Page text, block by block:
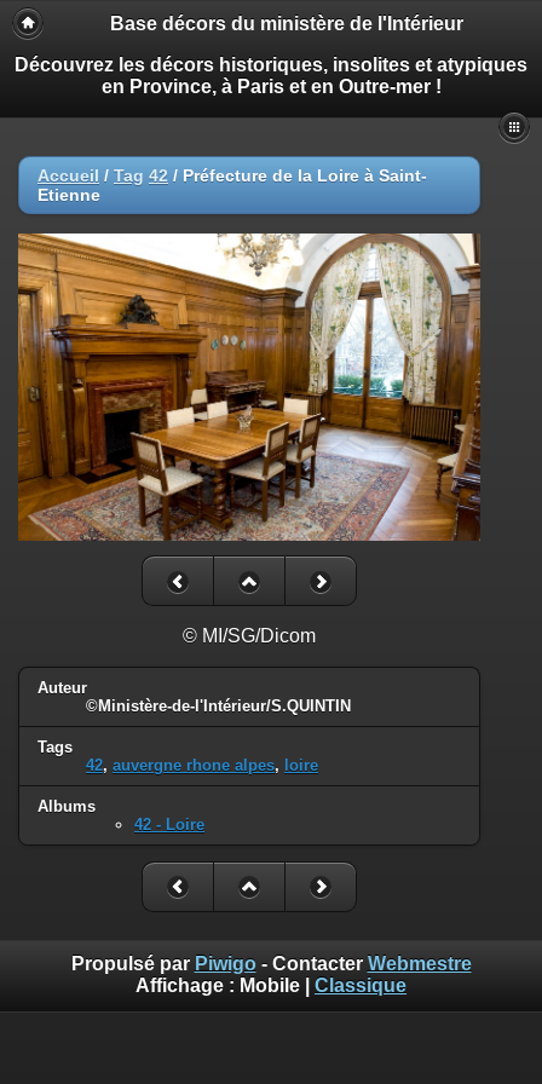
Base décors du ministère de l'Intérieur
Découvrez les décors historiques, insolites et atypiques
en Province, à Paris et en Outre-mer !
Accueil / Tag 42 / Préfecture de la Loire à Saint-
Etienne
© MI/SG/Dicom
Auteur
©Ministère-de-l'Intérieur/S.QUINTIN
Tags
42, auvergne rhone alpes, loire
Albums
42 - Loire
Propulsé par Piwigo- Contacter Webmestre
Affichage : Mobile Classique